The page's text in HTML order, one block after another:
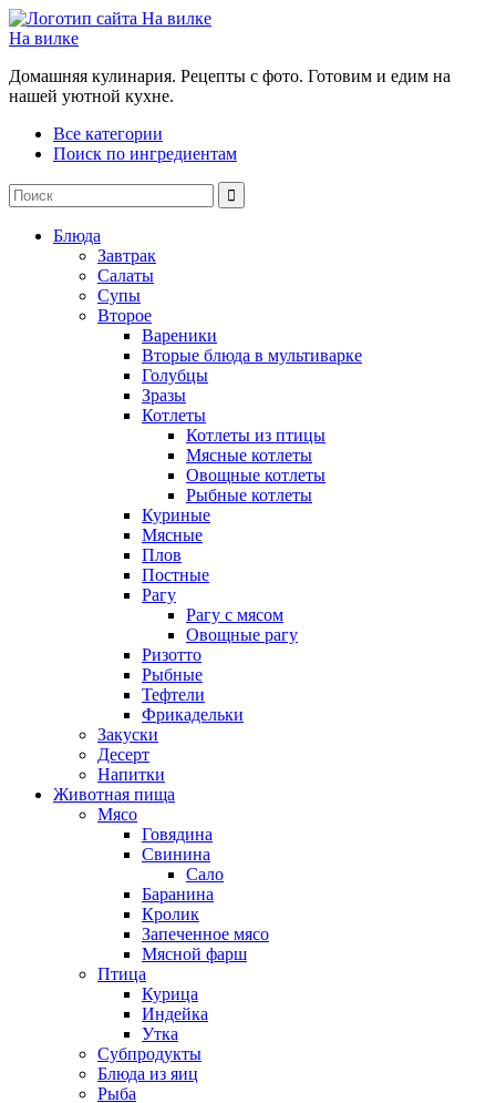
На вилке
Домашняя кулинария. Рецепты с фото. Готовим и едим на
нашей уютной кухне.
Все категории
Поиск по ингредиентам
Блюда
Завтрак
Салаты
Супы
Второе
Вареники
Вторые блюда в мультиварке
Голубцы
Зразы
Котлеты
Котлеты из птицы
Мясные котлеты
Овощные котлеты
Рыбные котлеты
Куриные
Мясные
Плов
Постные
Рагу
Рагу с мясом
Овощные рагу
Ризотто
Рыбные
Тефтели
Фрикадельки
Закуски
Десерт
Напитки
Животная пища
Мясо
Говядина
Свинина
Сало
Баранина
Кролик
Запеченное мясо
Мясной фарш
Птица
Курица
Индейка
Утка
Субпродукты
Блюда из яиц
Рыба